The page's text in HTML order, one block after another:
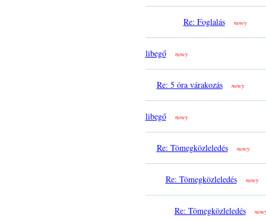
Re: Foglalás nowy
libegő nowy
Re: 5 óra várakozás nowy
libegő nowy
Re: Tömegközleledés nowy
Re: Tömegközleledés nowy
Re: Tömegközleledés